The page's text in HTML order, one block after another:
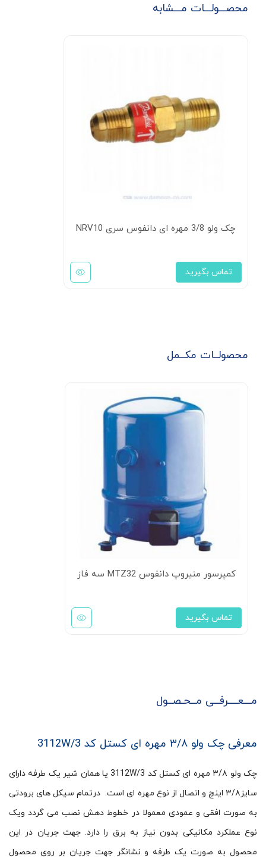
محصـــولـــات مـــشابه
چک ولو 3/8 مهره ای دانفوس سری NRV10
تماس بگیرید
محصولــات مکــمل
کمپرسور منیروپ دانفوس MTZ32 سه فاز
تماس بگیرید
مـــعــــرفــی مــحـصــول
معرفی چک ولو ۳/۸ مهره ای کستل کد 3112W/3
چک ولو ۳/۸ مهره ای کستل کد 3112W/3 یا همان شیر یک طرفه دارای
سایز۳/۸ اینچ و اتصال از نوع مهره ای است. درتمام سیکل های برودتی
به صورت افقی و عمودی معمولا در خطوط دهش نصب می گردد ویک
نوع عملکرد مکانیکی بدون نیاز به برق را دارد. جهت جریان در این
محصول به صورت یک طرفه و نشانگر جهت جریان بر روی محصول